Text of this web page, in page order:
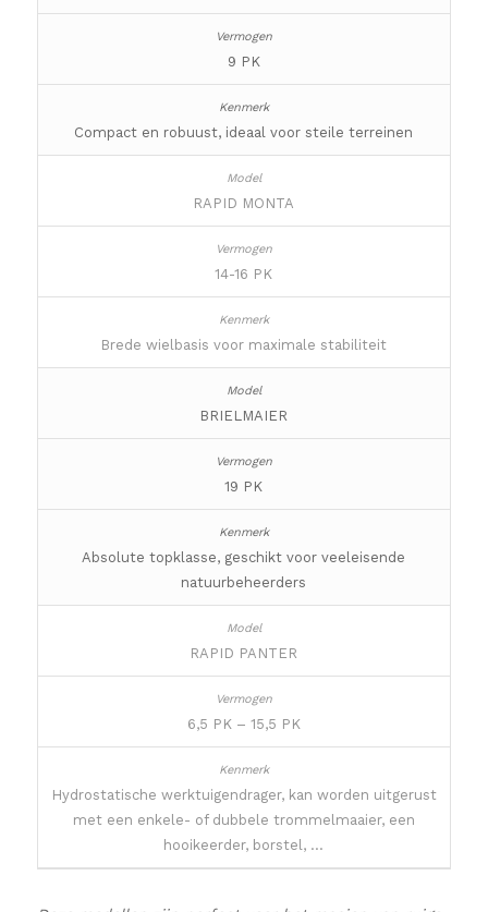
9 PK
Compact en robuust, ideaal voor steile terreinen
RAPID MONTA
14-16 PK
Brede wielbasis voor maximale stabiliteit
BRIELMAIER
19 PK
Absolute topklasse, geschikt voor veeleisende
natuurbeheerders
RAPID PANTER
6,5 PK – 15,5 PK
Hydrostatische werktuigendrager, kan worden uitgerust
met een enkele- of dubbele trommelmaaier, een
hooikeerder, borstel, …